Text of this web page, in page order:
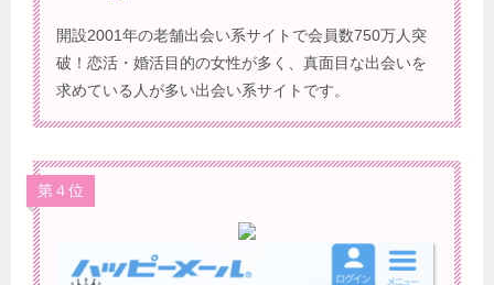
開設2001年の老舗出会い系サイトで会員数750万人突
破！恋活・婚活目的の女性が多く、真面目な出会いを
求めている人が多い出会い系サイトです。
第４位